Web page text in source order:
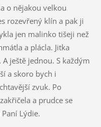
o nějakou velkou
rozevřený klín a pak ji
jen malinko tišeji než
a plácla. Jitka
ještě jednou. S každým
a skoro bych i
zvuk. Po
a prudce se
Lýdie.